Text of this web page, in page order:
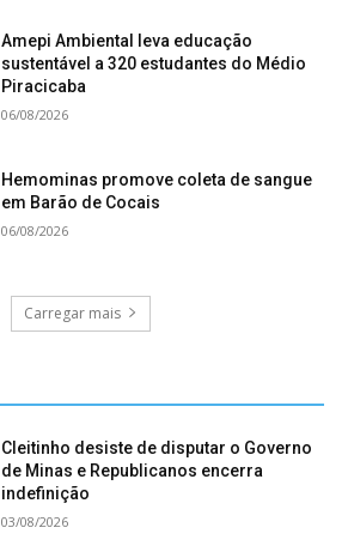
Amepi Ambiental leva educação
sustentável a 320 estudantes do Médio
Piracicaba
06/08/2026
Hemominas promove coleta de sangue
em Barão de Cocais
06/08/2026
Carregar mais
Cleitinho desiste de disputar o Governo
de Minas e Republicanos encerra
indefinição
03/08/2026